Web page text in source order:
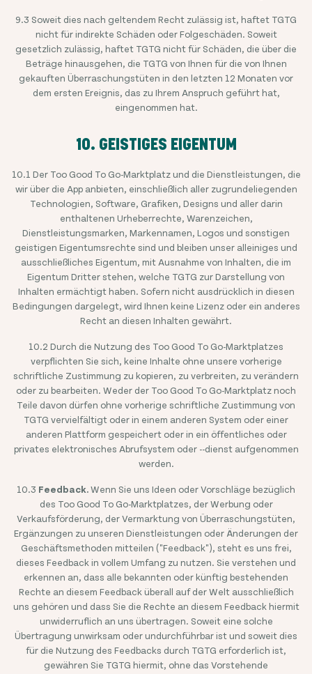
9.3 Soweit dies nach geltendem Recht zulässig ist, haftet TGTG
nicht für indirekte Schäden oder Folgeschäden. Soweit
gesetzlich zulässig, haftet TGTG nicht für Schäden, die über die
Beträge hinausgehen, die TGTG von Ihnen für die von Ihnen
gekauften Überraschungstüten in den letzten 12 Monaten vor
dem ersten Ereignis, das zu Ihrem Anspruch geführt hat,
eingenommen hat.
10. GEISTIGES EIGENTUM
10.1 Der Too Good To Go-Marktplatz und die Dienstleistungen, die
wir über die App anbieten, einschließlich aller zugrundeliegenden
Technologien, Software, Grafiken, Designs und aller darin
enthaltenen Urheberrechte, Warenzeichen,
Dienstleistungsmarken, Markennamen, Logos und sonstigen
geistigen Eigentumsrechte sind und bleiben unser alleiniges und
ausschließliches Eigentum, mit Ausnahme von Inhalten, die im
Eigentum Dritter stehen, welche TGTG zur Darstellung von
Inhalten ermächtigt haben. Sofern nicht ausdrücklich in diesen
Bedingungen dargelegt, wird Ihnen keine Lizenz oder ein anderes
Recht an diesen Inhalten gewährt.
10.2 Durch die Nutzung des Too Good To Go-Marktplatzes
verpflichten Sie sich, keine Inhalte ohne unsere vorherige
schriftliche Zustimmung zu kopieren, zu verbreiten, zu verändern
oder zu bearbeiten. Weder der Too Good To Go-Marktplatz noch
Teile davon dürfen ohne vorherige schriftliche Zustimmung von
TGTG vervielfältigt oder in einem anderen System oder einer
anderen Plattform gespeichert oder in ein öffentliches oder
privates elektronisches Abrufsystem oder --dienst aufgenommen
werden.
10.3 Feedback.Wenn Sie uns Ideen oder Vorschläge bezüglich
des Too Good To Go-Marktplatzes, der Werbung oder
Verkaufsförderung, der Vermarktung von Überraschungstüten,
Ergänzungen zu unseren Dienstleistungen oder Änderungen der
Geschäftsmethoden mitteilen ("Feedback"), steht es uns frei,
dieses Feedback in vollem Umfang zu nutzen. Sie verstehen und
erkennen an, dass alle bekannten oder künftig bestehenden
Rechte an diesem Feedback überall auf der Welt ausschließlich
uns gehören und dass Sie die Rechte an diesem Feedback hiermit
unwiderruflich an uns übertragen. Soweit eine solche
Übertragung unwirksam oder undurchführbar ist und soweit dies
für die Nutzung des Feedbacks durch TGTG erforderlich ist,
gewähren Sie TGTG hiermit, ohne das Vorstehende